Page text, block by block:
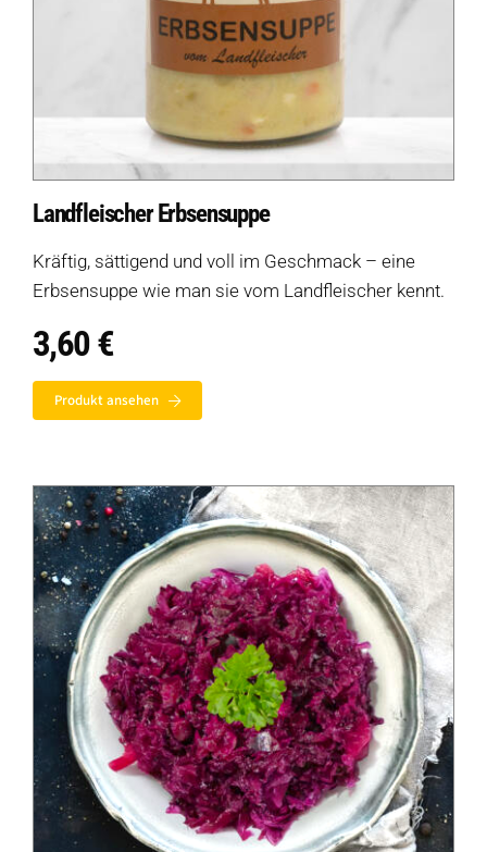
Landfleischer Erbsensuppe
Kräftig, sättigend und voll im Geschmack – eine
Erbsensuppe wie man sie vom Landfleischer kennt.
3,60€
Produkt ansehen